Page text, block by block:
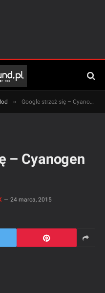
» Google strzeż się – Cyanogen rośnie w siłę!
– Cyanogen
24 marca, 2015